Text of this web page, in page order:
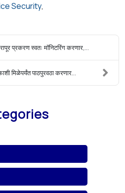
Security
प्रकरण स्वतः मॉनिटरिंग करणार,...
मिळेपर्यंत पाठपुरवठा करणार...